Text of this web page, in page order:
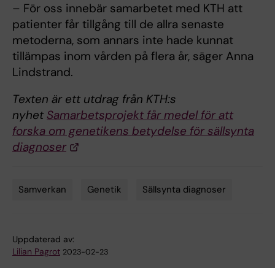
– För oss innebär samarbetet med KTH att
patienter får tillgång till de allra senaste
metoderna, som annars inte hade kunnat
tillämpas inom vården på flera år, säger Anna
Lindstrand.
Texten är ett utdrag från KTH:s
nyhet Samarbetsprojekt får medel för att
forska om genetikens betydelse för sällsynta
diagnoser
Samverkan Genetik Sällsynta diagnoser
Uppdaterad av:
Lilian Pagrot 2023-02-23